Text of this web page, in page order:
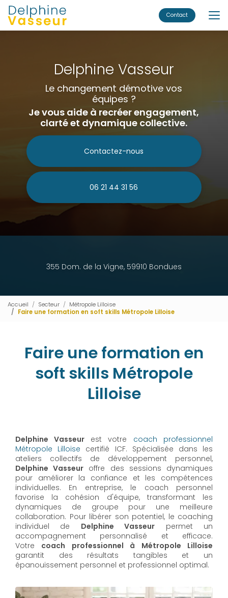
Aller
au
contenu
principal
Contact
Delphine Vasseur
Le changement démotive vos
équipes ?
Je vous aide à recréer engagement,
clarté et dynamique collective.
Contactez-nous
06 21 44 31 56
355 Dom. de la Vigne, 59910 Bondues
Accueil Secteur
Métropole Lilloise
Faire une formation en soft skills Métropole Lilloise
Faire une formation en
soft skills Métropole
Lilloise
Delphine Vasseur est votre coach professionnel
Métropole Lilloise certifié ICF. Spécialisée dans les
ateliers collectifs de développement personnel,
Delphine Vasseur offre des sessions dynamiques
pour améliorer la confiance et les compétences
individuelles. En entreprise, le coach personnel
favorise la cohésion d'équipe, transformant les
dynamiques de groupe pour une meilleure
collaboration. Pour libérer son potentiel, le coaching
individuel de Delphine Vasseur permet un
accompagnement personnalisé et efficace.
Votre coach professionnel à Métropole Lilloise
garantit des résultats tangibles et un
épanouissement personnel et professionnel optimal.